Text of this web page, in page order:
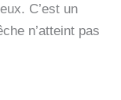
C’est un
n’atteint pas